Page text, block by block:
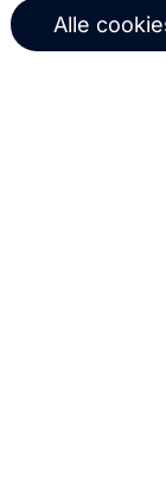
Carrière bij
Alle